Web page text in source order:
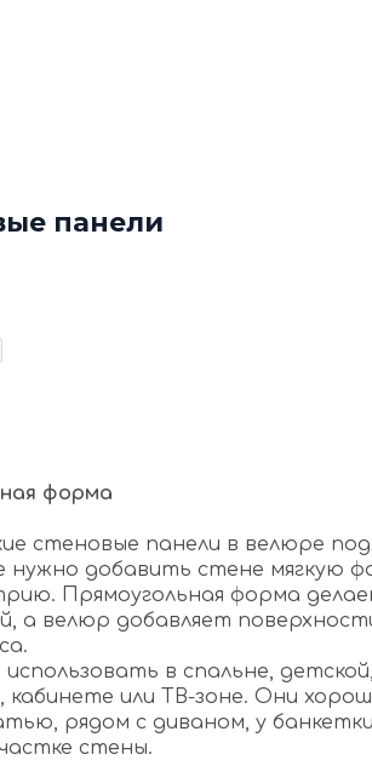
панели
форма
стеновые панели в велюре
нужно добавить стене мягкую
Прямоугольная форма
а велюр добавляет
в спальне, детской,
кабинете или ТВ-зоне. Они
рядом с диваном, у
стены.